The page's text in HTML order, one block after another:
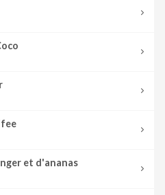
et d'ananas